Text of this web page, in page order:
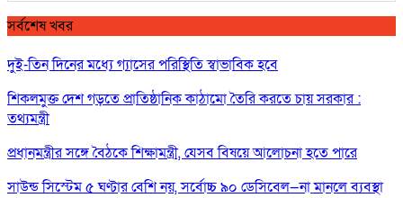
সর্বশেষ খবর
দুই-তিন দিনের মধ্যে গ্যাসের পরিস্থিতি স্বাভাবিক হবে
শিকলমুক্ত দেশ গড়তে প্রাতিষ্ঠানিক কাঠামো তৈরি করতে চায় সরকার :
তথ্যমন্ত্রী
প্রধানমন্ত্রীর সঙ্গে বৈঠকে শিক্ষামন্ত্রী, যেসব বিষয়ে আলোচনা হতে পারে
সাউন্ড সিস্টেম ৫ ঘণ্টার বেশি নয়, সর্বোচ্চ ৯০ ডেসিবেল—না মানলে ব্যবস্থা